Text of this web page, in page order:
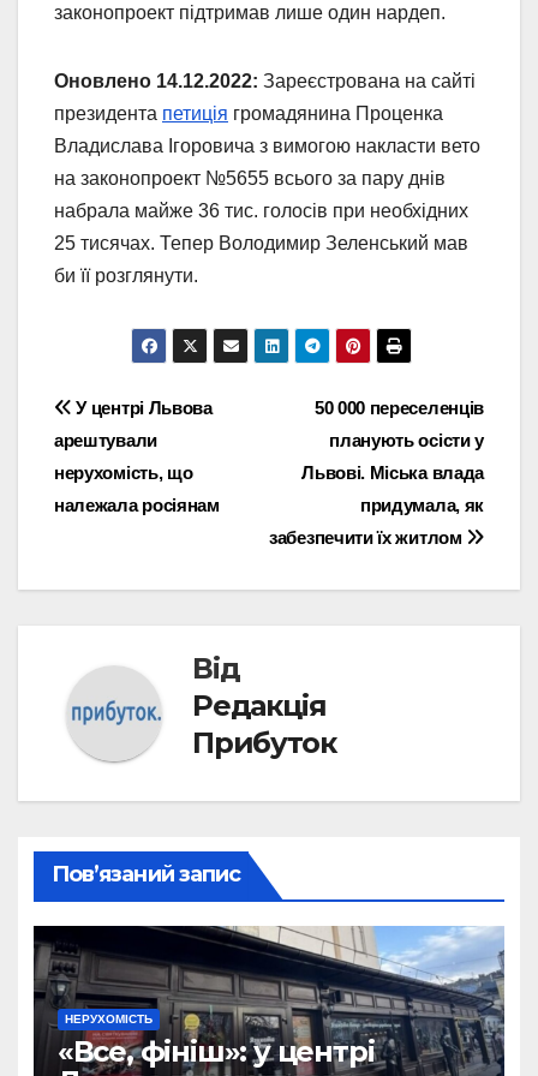
законопроект підтримав лише один нардеп.
Оновлено 14.12.2022: Зареєстрована на сайті
президента петиція громадянина Проценка
Владислава Ігоровича з вимогою накласти вето
на законопроект №5655 всього за пару днів
набрала майже 36 тис. голосів при необхідних
25 тисячах. Тепер Володимир Зеленський мав
би її розглянути.
Навігація
записів
50 000 переселенців
планують осісти у
Львові. Міська влада
придумала, як
забезпечити їх житлом
У центрі Львова
арештували
нерухомість, що
належала росіянам
Від
Редакція
Прибуток
Пов’язаний запис
НЕРУХОМІСТЬ
«Все, фініш»: у центрі